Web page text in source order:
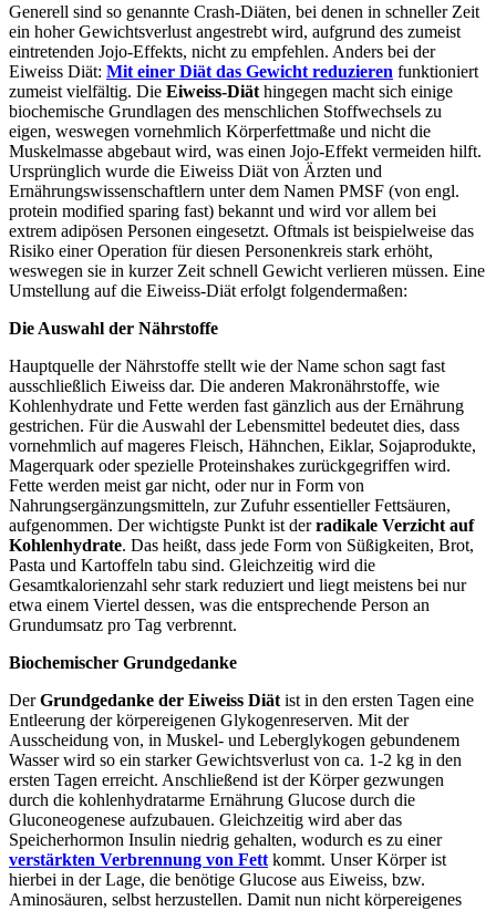
Generell sind so genannte Crash-Diäten, bei denen in schneller Zeit
ein hoher Gewichtsverlust angestrebt wird, aufgrund des zumeist
eintretenden Jojo-Effekts, nicht zu empfehlen. Anders bei der
Eiweiss Diät: Mit einer Diät das Gewicht reduzieren funktioniert
zumeist vielfältig. Die Eiweiss-Diät hingegen macht sich einige
biochemische Grundlagen des menschlichen Stoffwechsels zu
eigen, weswegen vornehmlich Körperfettmaße und nicht die
Muskelmasse abgebaut wird, was einen Jojo-Effekt vermeiden hilft.
Ursprünglich wurde die Eiweiss Diät von Ärzten und
Ernährungswissenschaftlern unter dem Namen PMSF (von engl.
protein modified sparing fast) bekannt und wird vor allem bei
extrem adipösen Personen eingesetzt. Oftmals ist beispielweise das
Risiko einer Operation für diesen Personenkreis stark erhöht,
weswegen sie in kurzer Zeit schnell Gewicht verlieren müssen. Eine
Umstellung auf die Eiweiss-Diät erfolgt folgendermaßen:
Die Auswahl der Nährstoffe
Hauptquelle der Nährstoffe stellt wie der Name schon sagt fast
ausschließlich Eiweiss dar. Die anderen Makronährstoffe, wie
Kohlenhydrate und Fette werden fast gänzlich aus der Ernährung
gestrichen. Für die Auswahl der Lebensmittel bedeutet dies, dass
vornehmlich auf mageres Fleisch, Hähnchen, Eiklar, Sojaprodukte,
Magerquark oder spezielle Proteinshakes zurückgegriffen wird.
Fette werden meist gar nicht, oder nur in Form von
Nahrungsergänzungsmitteln, zur Zufuhr essentieller Fettsäuren,
aufgenommen. Der wichtigste Punkt ist derradikale Verzicht auf
Kohlenhydrate. Das heißt, dass jede Form von Süßigkeiten, Brot,
Pasta und Kartoffeln tabu sind. Gleichzeitig wird die
Gesamtkalorienzahl sehr stark reduziert und liegt meistens bei nur
etwa einem Viertel dessen, was die entsprechende Person an
Grundumsatz pro Tag verbrennt.
Biochemischer Grundgedanke
DerGrundgedanke der Eiweiss Diät ist in den ersten Tagen eine
Entleerung der körpereigenen Glykogenreserven. Mit der
Ausscheidung von, in Muskel- und Leberglykogen gebundenem
Wasser wird so ein starker Gewichtsverlust von ca. 1-2 kg in den
ersten Tagen erreicht. Anschließend ist der Körper gezwungen
durch die kohlenhydratarme Ernährung Glucose durch die
Gluconeogenese aufzubauen. Gleichzeitig wird aber das
Speicherhormon Insulin niedrig gehalten, wodurch es zu einer
verstärkten Verbrennung von Fett kommt. Unser Körper ist
hierbei in der Lage, die benötige Glucose aus Eiweiss, bzw.
Aminosäuren, selbst herzustellen. Damit nun nicht körpereigenes